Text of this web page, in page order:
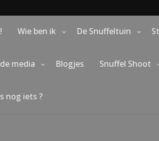
Wie ben ik De Snuffeltuin
media Blogjes Snuffel Shoot
nog iets ?